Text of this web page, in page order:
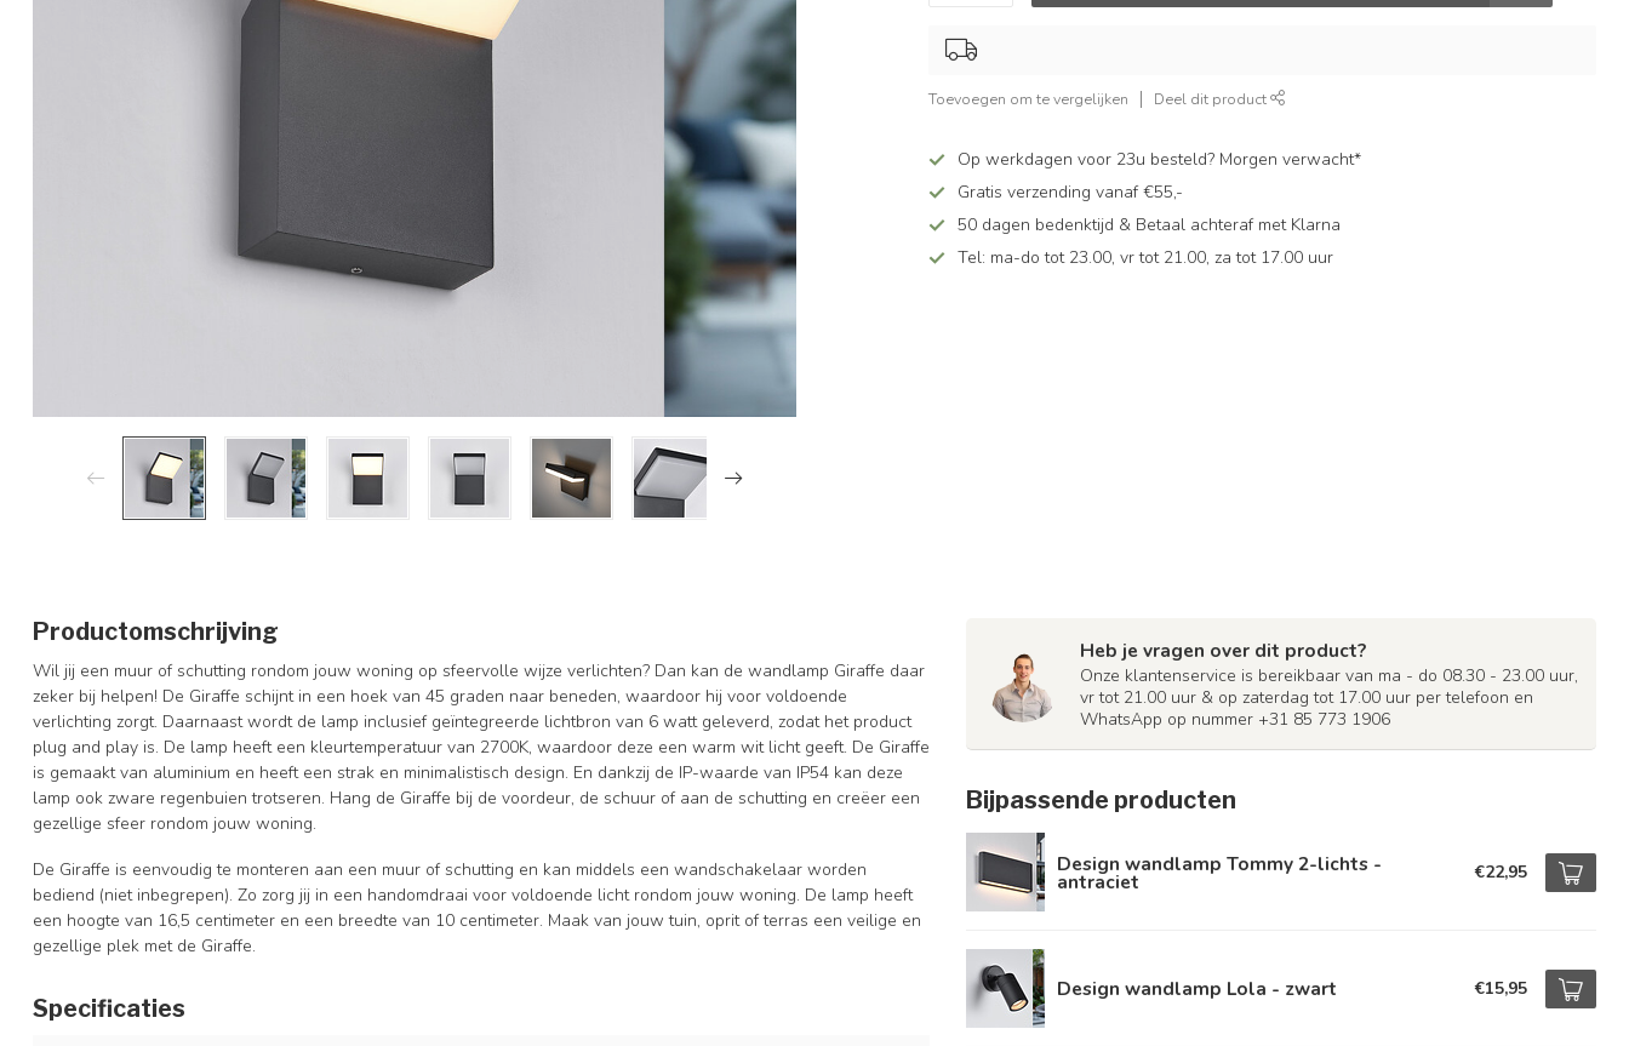
Toevoegen om te vergelijken Deel dit product
Op werkdagen voor 23u besteld? Morgen verwacht*
Gratis verzending vanaf €55,-
50 dagen bedenktijd & Betaal achteraf met Klarna
Tel: ma-do tot 23.00, vr tot 21.00, za tot 17.00 uur
Productomschrijving
Wil jij een muur of schutting rondom jouw woning op sfeervolle wijze verlichten? Dan kan de wandlamp Giraffe daar
zeker bij helpen! De Giraffe schijnt in een hoek van 45 graden naar beneden, waardoor hij voor voldoende
verlichting zorgt. Daarnaast wordt de lamp inclusief geïntegreerde lichtbron van 6 watt geleverd, zodat het product
plug and play is. De lamp heeft een kleurtemperatuur van 2700K, waardoor deze een warm wit licht geeft. De Giraffe
is gemaakt van aluminium en heeft een strak en minimalistisch design. En dankzij de IP-waarde van IP54 kan deze
lamp ook zware regenbuien trotseren. Hang de Giraffe bij de voordeur, de schuur of aan de schutting en creëer een
gezellige sfeer rondom jouw woning.
De Giraffe is eenvoudig te monteren aan een muur of schutting en kan middels een wandschakelaar worden
bediend (niet inbegrepen). Zo zorg jij in een handomdraai voor voldoende licht rondom jouw woning. De lamp heeft
een hoogte van 16,5 centimeter en een breedte van 10 centimeter. Maak van jouw tuin, oprit of terras een veilige en
gezellige plek met de Giraffe.
Specificaties
Heb je vragen over dit product?
Onze klantenservice is bereikbaar van ma - do 08.30 - 23.00 uur,
vr tot 21.00 uur & op zaterdag tot 17.00 uur per telefoon en
WhatsApp op nummer +31 85 773 1906
Bijpassende producten
Design wandlamp Tommy 2-lichts -
antraciet €22,95
Design wandlamp Lola - zwart €15,95